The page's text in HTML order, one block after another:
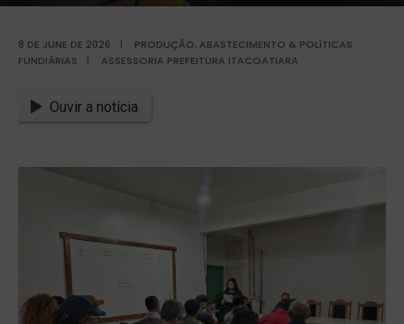
8 DE JUNE DE 2026 |
PRODUÇÃO, ABASTECIMENTO & POLÍTICAS
FUNDIÁRIAS
| ASSESSORIA PREFEITURA ITACOATIARA
Ouvir a notícia